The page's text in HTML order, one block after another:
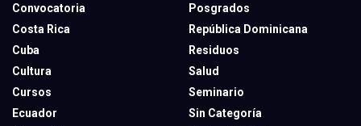
Convocatoria
Costa Rica
Cuba
Cultura
Cursos
Ecuador
Posgrados
República Dominicana
Residuos
Salud
Seminario
Sin Categoría